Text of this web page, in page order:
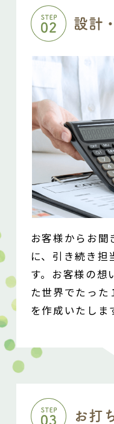
設計
お客様からお聞
に、 引き続き担
す。 お客様の想
た世界でたった
を作成いたしま
お打